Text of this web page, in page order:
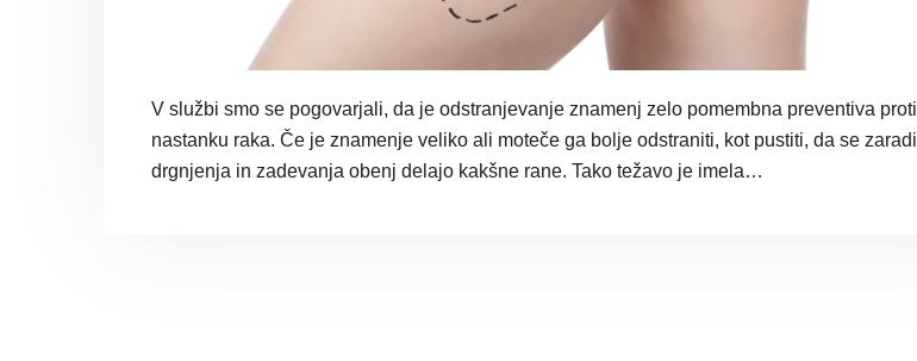
V službi smo se pogovarjali, da je odstranjevanje znamenj zelo pomembna preventiva proti
nastanku raka. Če je znamenje veliko ali moteče ga bolje odstraniti, kot pustiti, da se zaradi
drgnjenja in zadevanja obenj delajo kakšne rane. Tako težavo je imela…